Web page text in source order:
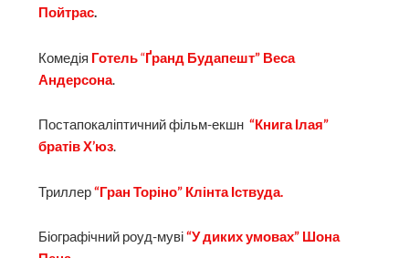
Пойтрас.
Комедія Готель“Ґранд Будапешт” Веса
Андерсона.
Постапокаліптичний фільм-екшн“Книга Ілая”
братів Х’юз.
Триллер“Гран Торіно” Клінта Іствуда.
Біографічний роуд-муві“У диких умовах” Шона